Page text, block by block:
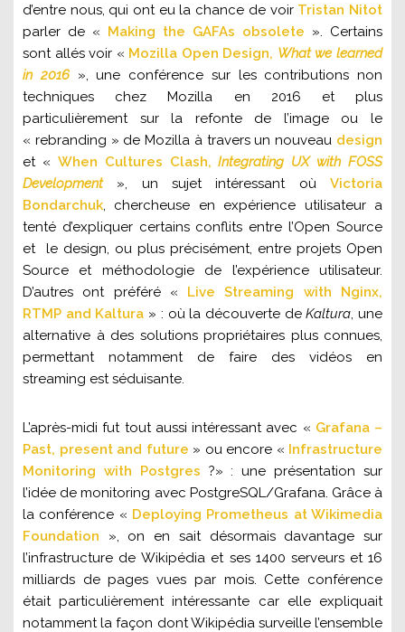
d’entre nous, qui ont eu la chance de voir Tristan Nitot
parler de « Making the GAFAs obsolete ». Certains
sont allés voir « Mozilla Open Design, What we learned
in 2016», une conférence sur les contributions non
techniques chez Mozilla en 2016 et plus
particulièrement sur la refonte de l’image ou le
« rebranding » de Mozilla à travers un nouveau design
et « When Cultures Clash,Integrating UX with FOSS
Development», un sujet intéressant où Victoria
Bondarchuk, chercheuse en expérience utilisateur a
tenté d’expliquer certains conflits entre l’Open Source
et le design, ou plus précisément, entre projets Open
Source et méthodologie de l’expérience utilisateur.
D’autres ont préféré « Live Streaming with Nginx,
RTMP and Kaltura » : où la découverte deKaltura, une
alternative à des solutions propriétaires plus connues,
permettant notamment de faire des vidéos en
streaming est séduisante.
L’après-midi fut tout aussi intéressant avec « Grafana –
Past, present and future » ou encore « Infrastructure
Monitoring with Postgres ?» :une présentation sur
l’idée de monitoring avec PostgreSQL/Grafana. Grâce à
la conférence « Deploying Prometheus at Wikimedia
Foundation », on en sait désormais davantage sur
l’infrastructure de Wikipédia et ses 1400 serveurs et 16
milliards de pages vues par mois. Cette conférence
était particulièrement intéressante car elle expliquait
notamment la façon dont Wikipédia surveille l’ensemble